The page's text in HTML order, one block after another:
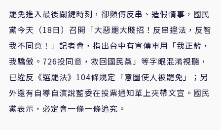
罷免進入最後關鍵時刻，卻頻傳反串、造假情事，國民
黨今天 （18日） 召開「大惡罷大賤招！反串違法，反智
我不同意！」記者會，指出台中有宣傳車用「我正藍，
我驕傲。 726投同意，救回國民黨」等字眼混淆視聽，
已違反《選罷法》 104條規定「意圖使人被罷免」
；另
外還有自導自演說藍委在投票通知單上夾帶文宣 。國民
黨表示 ， 必定會一條一條追究 。